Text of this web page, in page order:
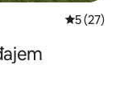
Prosječna
5 (27)